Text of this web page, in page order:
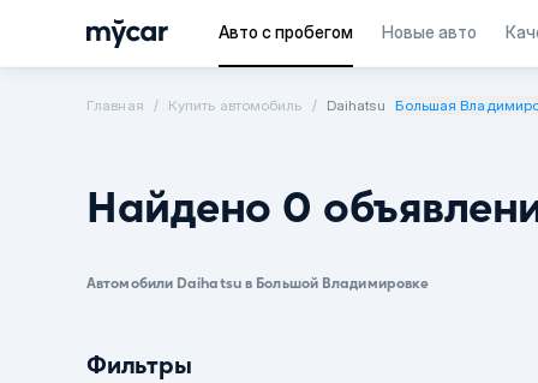
Авто с пробегом Новые авто
Главная Купить автомобиль Daihatsu Большая
Найдено 0
Автомобили Daihatsu в Большой Владимировке
Фильтры